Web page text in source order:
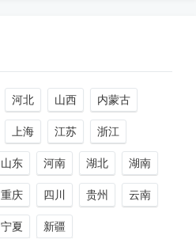
河北 山西 内蒙古
上海 江苏 浙江
山东 河南 湖北 湖南
重庆 四川 贵州 云南
宁夏 新疆